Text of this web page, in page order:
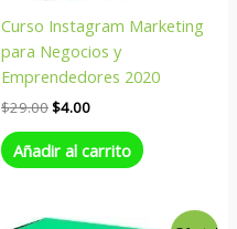
Curso Instagram Marketing
para Negocios y
Emprendedores 2020
$29.00$4.00
Añadir al carrito
El
El